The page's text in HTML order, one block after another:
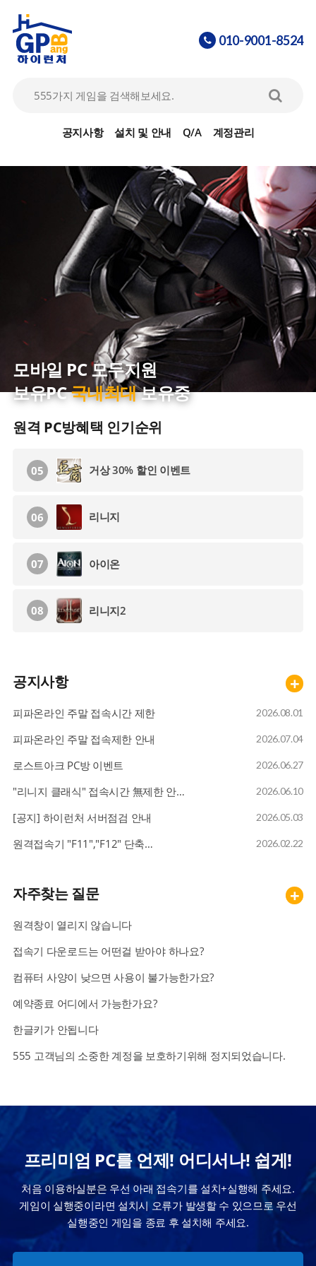
공지사항 설치 및 안내 Q/A 계정관리
010-9001-8524
모바일 PC 모두지원
보유PC국내최대보유중
원격 PC방혜택 인기순위
07 아이온
리니지2
라그나로크 30% 할인 이벤트
바람의나라
FC온라인
메이플스토리
03 로스트아크
04 라그나로크 30% 할인 이벤트
05 거상 30% 할인 이벤트
06 리니지
07 아이온
08 리니지2
02 메이플스토리
03 로스트아크
04 라그나로크 30% 할인 이벤트
공지사항 +
피파온라인 주말 접속시간 제한 2026.08.01
피파온라인 주말 접속제한 안내 2026.07.04
로스트아크 PC방 이벤트 2026.06.27
"리니지 클래식" 접속시간 無제한 안… 2026.06.10
[공지] 하이런처 서버점검 안내 2026.05.03
원격접속기 "F11","F12" 단축… 2026.02.22
자주찾는 질문 +
원격창이 열리지 않습니다
접속기 다운로드는 어떤걸 받아야 하나요?
컴퓨터 사양이 낮으면 사용이 불가능한가요?
예약종료 어디에서 가능한가요?
한글키가 안됩니다
555 고객님의 소중한 계정을 보호하기위해 정지되었습니다.
프리미엄 PC를 언제! 어디서나! 쉽게!
처음 이용하실분은 우선 아래 접속기를 설치+실행해 주세요.
게임이 실행중이라면 설치시 오류가 발생할 수 있으므로 우선
실행중인 게임을 종료 후 설치해 주세요.